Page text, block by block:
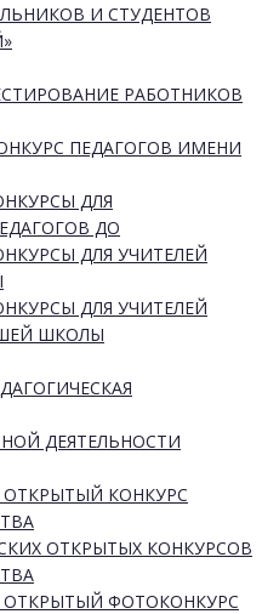
И СТУДЕНТОВ
РАБОТНИКОВ
ПЕДАГОГОВ ИМЕНИ
ДЛЯ
ДО
ДЛЯ УЧИТЕЛЕЙ
ДЛЯ УЧИТЕЛЕЙ
ШКОЛЫ
ДЕЯТЕЛЬНОСТИ
КОНКУРС
ОТКРЫТЫХ КОНКУРСОВ
ОТКРЫТЫЙ ФОТОКОНКУРС